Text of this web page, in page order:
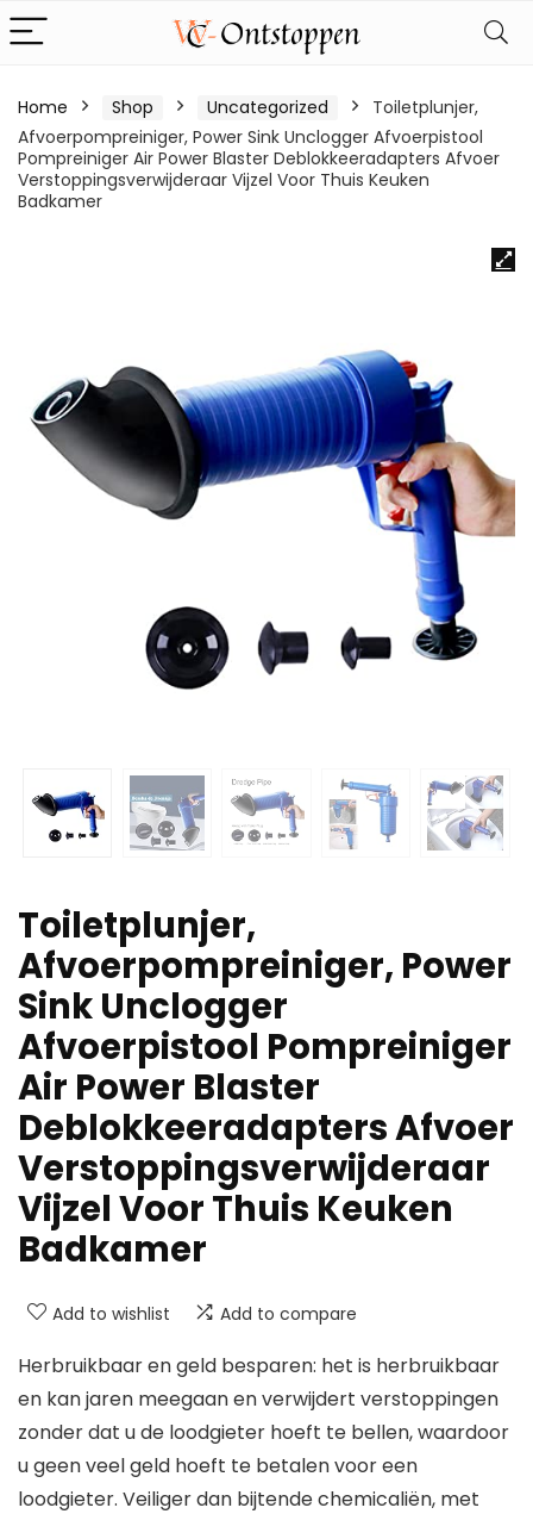
Home Shop Uncategorized
Toiletplunjer,
Afvoerpompreiniger, Power Sink Unclogger Afvoerpistool
Pompreiniger Air Power Blaster Deblokkeeradapters Afvoer
Verstoppingsverwijderaar Vijzel Voor Thuis Keuken
Badkamer
Toiletplunjer,
Afvoerpompreiniger, Power
Sink Unclogger
Afvoerpistool Pompreiniger
Air Power Blaster
Deblokkeeradapters Afvoer
Verstoppingsverwijderaar
Vijzel Voor Thuis Keuken
Badkamer
Add to wishlist Add to compare
Herbruikbaar en geld besparen: het is herbruikbaar
en kan jaren meegaan en verwijdert verstoppingen
zonder dat u de loodgieter hoeft te bellen, waardoor
u geen veel geld hoeft te betalen voor een
loodgieter. Veiliger dan bijtende chemicaliën, met